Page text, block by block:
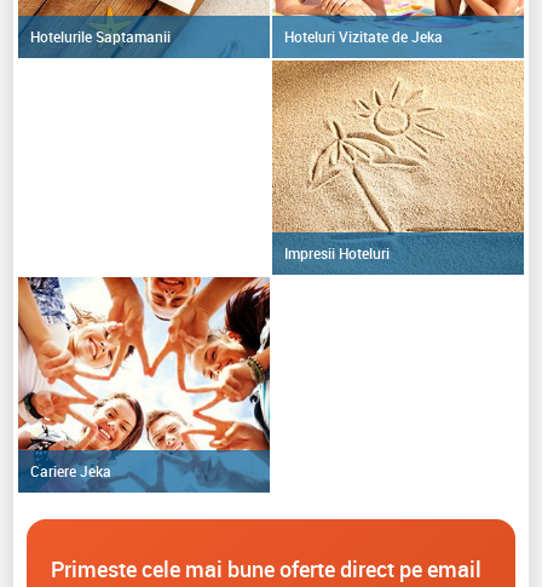
Hotelurile Saptamanii Hoteluri Vizitate de Jeka
Impresii Hoteluri
Cariere Jeka
Primeste cele mai bune oferte direct pe email